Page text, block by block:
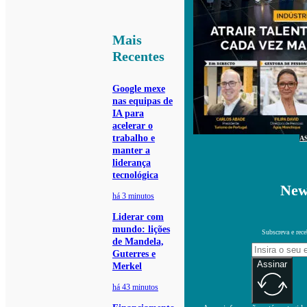
Mais
Recentes
Google mexe
nas equipas de
IA para
acelerar o
trabalho e
manter a
liderança
tecnológica
há 3 minutos
Liderar com
mundo: lições
de Mandela,
Guterres e
Merkel
há 43 minutos
Subscreva e
Assinar